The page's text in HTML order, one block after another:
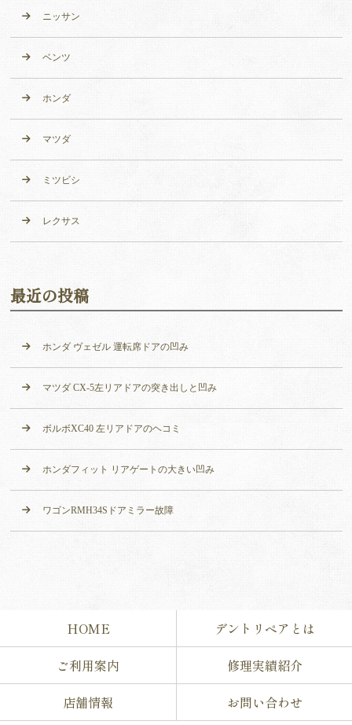
ニッサン
ベンツ
ホンダ
マツダ
ミツビシ
レクサス
最近の投稿
ホンダ ヴェゼル 運転席ドアの凹み
マツダ CX-5左リアドアの突き出しと凹み
ボルボXC40 左リアドアのヘコミ
ホンダフィット リアゲートの大きい凹み
ワゴンRMH34Sドアミラー故障
HOME
デントリペアとは
ご利用案内
修理実績紹介
店舗情報
お問い合わせ